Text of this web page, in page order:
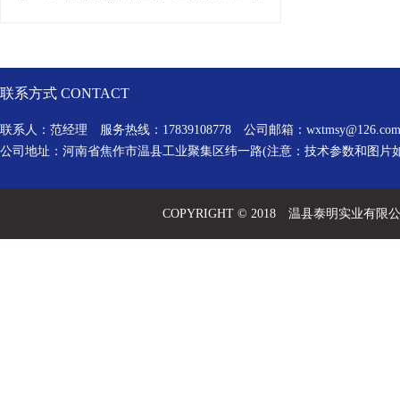
联系方式 CONTACT
联系人：范经理 服务热线：17839108778 公司邮箱： wxtmsy@126.com
公司地址：河南省焦作市温县工业聚集区纬一路(注意：技术参数和图片
COPYRIGHT © 2018 温县泰明实业有限